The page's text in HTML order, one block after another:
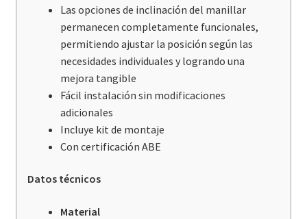
Las opciones de inclinación del manillar
permanecen completamente funcionales,
permitiendo ajustar la posición según las
necesidades individuales y logrando una
mejora tangible
Fácil instalación sin modificaciones
adicionales
Incluye kit de montaje
Con certificación ABE
Datos técnicos
Material